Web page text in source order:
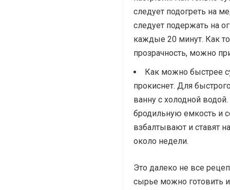
следует подогреть на
следует подержать на
каждые 20 минут. Как
прозрачность, можно
Как можно быстрее
прокиснет. Для
ванну с холодной
бродильную емкость и
взбалтывают и ставят
около недели.
Это далеко не все
сырье можно готовить